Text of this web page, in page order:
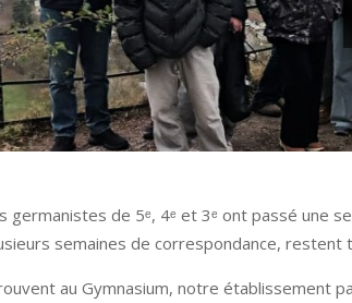
germanistes de 5ᵉ, 4ᵉ et 3ᵉ ont passé
semaines de correspondance, restent
au Gymnasium, notre établissement